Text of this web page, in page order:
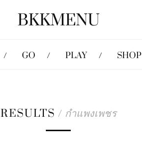
BKKMENU
GO PLAY SHOP
RESULTS / กำแพงเพชร